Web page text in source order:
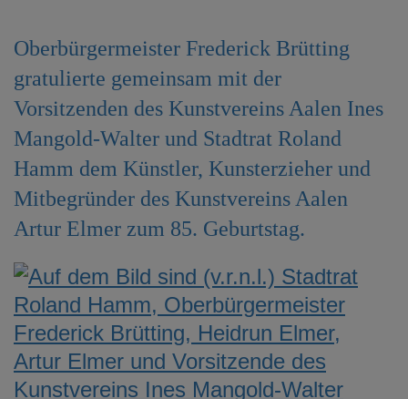
n
Oberbürgermeister Frederick Brütting
gratulierte gemeinsam mit der
Vorsitzenden des Kunstvereins Aalen Ines
Mangold-Walter und Stadtrat Roland
Hamm dem Künstler, Kunsterzieher und
Mitbegründer des Kunstvereins Aalen
Artur Elmer zum 85. Geburtstag.